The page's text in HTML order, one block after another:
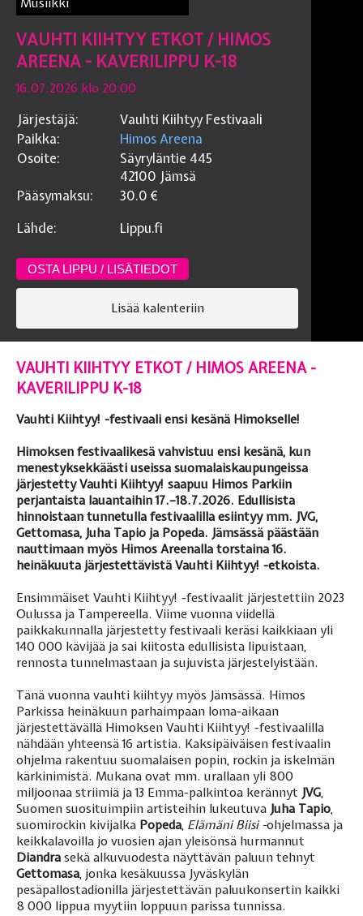
Musiikki
VAUHTI KIIHTYY ETKOT / HIMOS
AREENA - KAVERILIPPU K-18
16.07.2026 klo 20:00
Järjestäjä:
Vauhti Kiihtyy Festivaali
Paikka:
Himos Areena
Osoite:
Säyryläntie 445
42100 Jämsä
Pääsymaksu:
30.0 €
Lähde:
Lippu.fi
OSTA LIPPU / LISÄTIEDOT
Lisää kalenteriin
VAUHTI KIIHTYY ETKOT / HIMOS AREENA -
KAVERILIPPU K-18
Vauhti Kiihtyy! -festivaali ensi kesänä Himokselle!
Himoksen festivaalikesä vahvistuu ensi kesänä, kun
menestyksekkäästi useissa suomalaiskaupungeissa
järjestetty Vauhti Kiihtyy! saapuu Himos Parkiin
perjantaista lauantaihin 17.–18.7.2026. Edullisista
hinnoistaan tunnetulla festivaalilla esiintyy mm. JVG,
Gettomasa, Juha Tapio ja Popeda. Jämsässä päästään
nauttimaan myös Himos Areenalla torstaina 16.
heinäkuuta järjestettävistä Vauhti Kiihtyy! -etkoista.
Ensimmäiset Vauhti Kiihtyy! -festivaalit järjestettiin 2023
Oulussa ja Tampereella. Viime vuonna viidellä
paikkakunnalla järjestetty festivaali keräsi kaikkiaan yli
140 000 kävijää ja sai kiitosta edullisista lipuistaan,
rennosta tunnelmastaan ja sujuvista järjestelyistään.
Tänä vuonna vauhti kiihtyy myös Jämsässä. Himos
Parkissa heinäkuun parhaimpaan loma-aikaan
järjestettävällä Himoksen Vauhti Kiihtyy! -festivaalilla
nähdään yhteensä 16 artistia. Kaksipäiväisen festivaalin
ohjelma rakentuu suomalaisen popin, rockin ja iskelmän
kärkinimistä. Mukana ovat mm. urallaan yli 800
miljoonaa striimiä ja 13 Emma-palkintoa kerännyt JVG,
Suomen suosituimpiin artisteihin lukeutuva Juha Tapio,
suomirockin kivijalka Popeda, Elämäni Biisi -ohjelmassa ja
keikkalavoilla jo vuosien ajan yleisönsä hurmannut
Diandra sekä alkuvuodesta näyttävän paluun tehnyt
Gettomasa, jonka kesäkuussa Jyväskylän
pesäpallostadionilla järjestettävän paluukonsertin kaikki
8 000 lippua myytiin loppuun parissa tunnissa.